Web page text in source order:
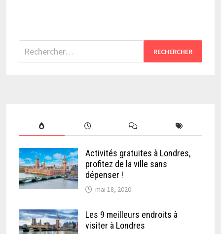
Rechercher :
Activités gratuites à Londres,
profitez de la ville sans
dépenser !
mai 18, 2020
Les 9 meilleurs endroits à
visiter à Londres